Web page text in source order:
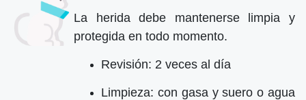
La herida debe mantenerse limpia y
protegida en todo momento.
Revisión: 2 veces al día
Limpieza: con gasa y suero o agua